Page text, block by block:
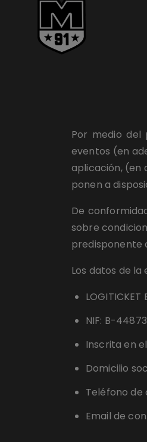
Por medio del
eventos (en
aplicación, (en
ponen a
De
sobre
predisponente
Los datos de
LOGITICKET
NIF: B-
Inscrita en
Domicilio
Teléfono de
Email de